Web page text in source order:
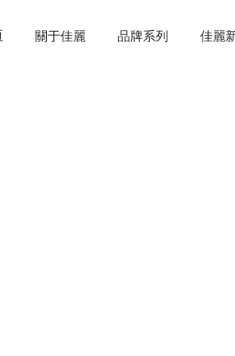
關于佳麗 品牌系列 佳麗